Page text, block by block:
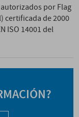
por Flag
certificada de 2000
ISO 14001 del